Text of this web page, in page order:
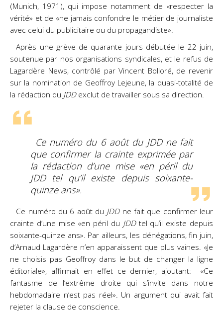
(Munich, 1971), qui impose notamment de «respecter la
vérité» et de «ne jamais confondre le métier de journaliste
avec celui du publicitaire ou du propagandiste».
Après une grève de quarante jours débutée le 22 juin,
soutenue par nos organisations syndicales, et le refus de
Lagardère News, contrôlé par Vincent Bolloré, de revenir
sur la nomination de Geoffroy Lejeune, la quasi-totalité de
la rédaction du JDDexclut de travailler sous sa direction.
Ce numéro du 6 août du JDDne fait
que confirmer la crainte exprimée par
la rédaction d’une mise «en péril du
JDDtel qu’il existe depuis soixante-
quinze ans».
Ce numéro du 6 août du JDDne fait que confirmer leur
crainte d’une mise «en péril du JDDtel qu’il existe depuis
soixante-quinze ans». Par ailleurs, les dénégations, fin juin,
d’Arnaud Lagardère n’en apparaissent que plus vaines. «Je
ne choisis pas Geoffroy dans le but de changer la ligne
éditoriale», affirmait en effet ce dernier, ajoutant: «Ce
fantasme de l’extrême droite qui s’invite dans notre
hebdomadaire n’est pas réel». Un argument qui avait fait
rejeter la clause de conscience.